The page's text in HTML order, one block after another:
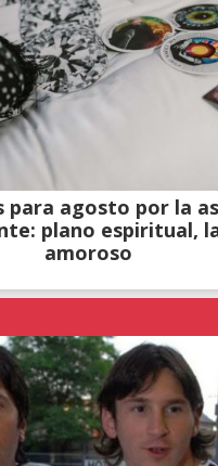
para agosto por la
plano espiritual,
amoroso